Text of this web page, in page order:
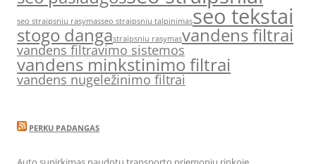
seo straipsniu rasymasseo straipsniu talpinimasseo tekstai
stogo dangastraipsniu rasymasvandens filtrai
vandens filtravimo sistemos
vandens minkstinimo filtrai
vandens nugeležinimo filtrai
PERKU PADANGAS